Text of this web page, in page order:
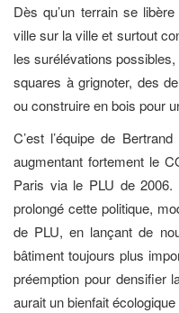
Dès qu’un terrain se
ville sur la ville et surtout
les surélévations
squares à grignoter, des
ou construire en bois pour
C’est l’équipe de
augmentant fortement le
Paris via le PLU de
prolongé cette politique,
de PLU, en lançant de
bâtiment toujours plus
préemption pour densifier
aurait un bienfait